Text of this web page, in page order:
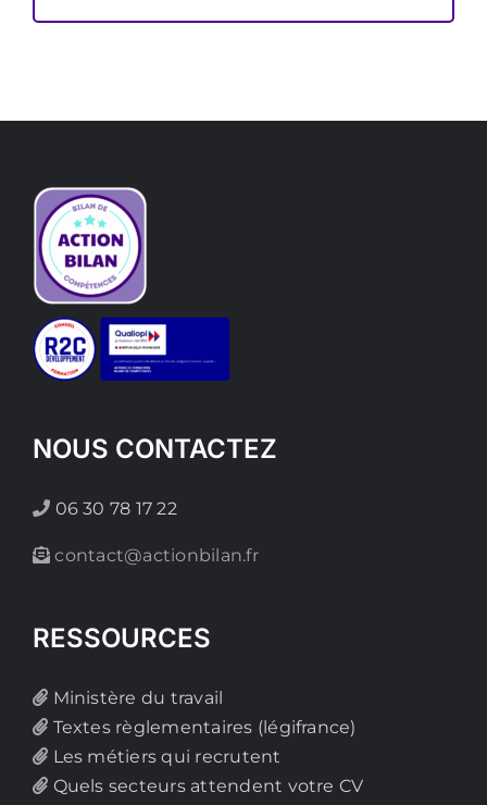
NOUS CONTACTEZ
06 30 78 17 22
contact@actionbilan.fr
RESSOURCES
Ministère du travail
Textes règlementaires (légifrance)
Les métiers qui recrutent
Quels secteurs attendent votre CV